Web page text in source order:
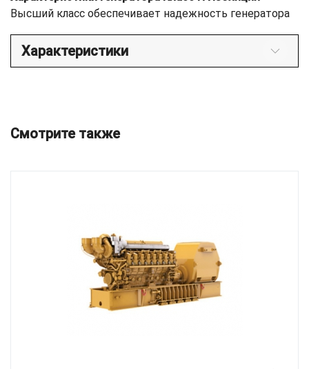
Высший класс обеспечивает надежность генератора
Характеристики
Смотрите также